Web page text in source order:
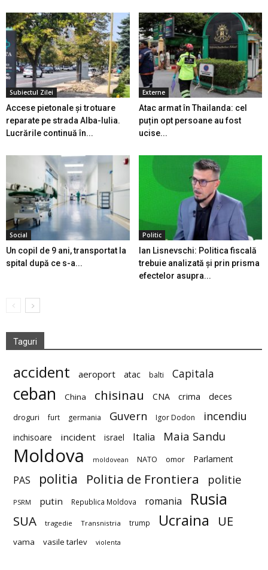
Subiectul Zilei
Accese pietonale și trotuare
reparate pe strada Alba-Iulia.
Lucrările continuă în...
Externe
Atac armat în Thailanda: cel
puțin opt persoane au fost
ucise...
Social
Un copil de 9 ani, transportat la
spital după ce s-a...
Politic
Ian Lisnevschi: Politica fiscală
trebuie analizată și prin prisma
efectelor asupra...
Taguri
accident aeroport atac balti Capitala
ceban China chisinau CNA crima deces
droguri furt germania Guvern Igor Dodon incendiu
inchisoare incident israel Italia Maia Sandu
Moldova moldovean NATO omor Parlament
PAS politia Politia de Frontiera politie
PSRM putin Republica Moldova romania Rusia
SUA tragedie Transnistria trump Ucraina UE
vama vasile tarlev violenta